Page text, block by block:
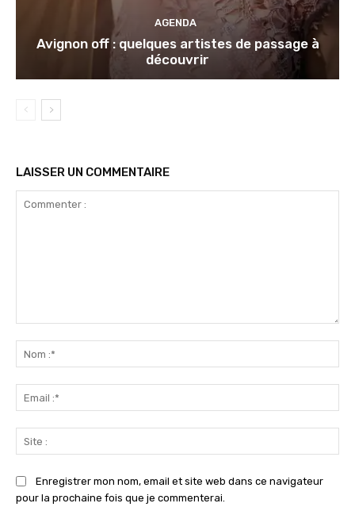
AGENDA
Avignon off : quelques artistes de passage à
découvrir
LAISSER UN COMMENTAIRE
:*
:*
:
Enregistrer mon nom, email et site web dans ce navigateur
pour la prochaine fois que je commenterai.